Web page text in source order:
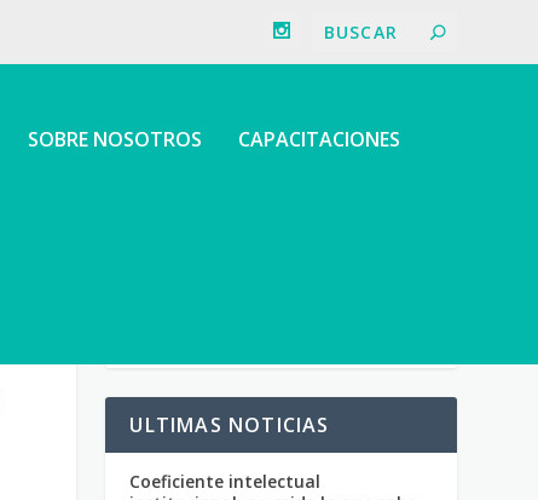
SOBRE NOSOTROS CAPACITACIONES
ULTIMAS NOTICIAS
Coeficiente intelectual